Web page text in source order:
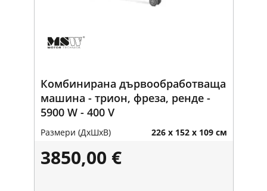
Комбинирана дървообработваща
машина - трион, фреза, ренде -
5900 W - 400 V
Размери (ДxШxВ) 226 x 152 x 109 см
3850,00 €